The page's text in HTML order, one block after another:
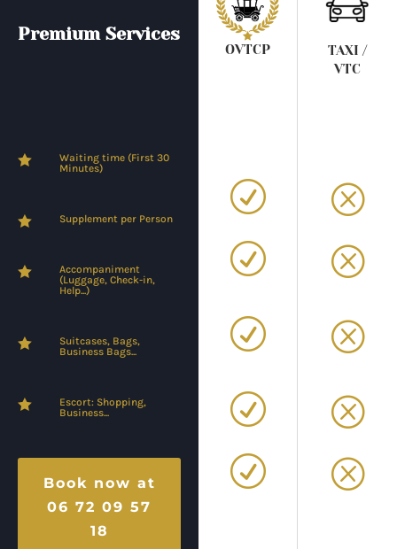
Premium Services

Waiting time (First 30
Minutes)
 Supplement per Person

Accompaniment
(Luggage, Check-in,
Help...)

Suitcases, Bags,
Business Bags...

Escort: Shopping,
Business...
Book now at
06 72 09 57
18
OVTCP
R
R
R
R
R
TAXI /
VTC
Q
Q
Q
Q
Q